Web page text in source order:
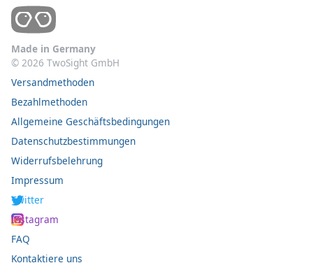
Made in Germany
© 2026 TwoSight GmbH
Versandmethoden
Bezahlmethoden
Allgemeine Geschäftsbedingungen
Datenschutzbestimmungen
Widerrufsbelehrung
Impressum
Twitter
Instagram
FAQ
Kontaktiere uns